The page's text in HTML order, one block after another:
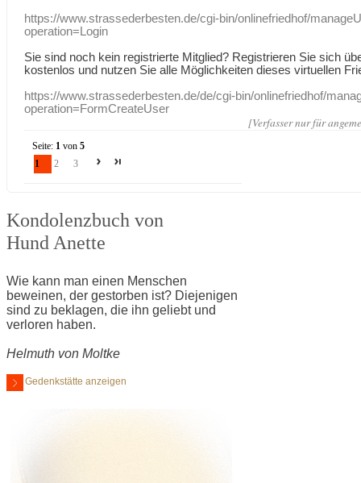
https://www.strassederbesten.de/cgi-bin/onlinefriedhof/
operation=Login
Sie sind noch kein registrierte Mitglied? Registrieren Sie sich
kostenlos und nutzen Sie alle Möglichkeiten dieses virtuellen
https://www.strassederbesten.de/de/cgi-bin/onlinefriedhof/
operation=FormCreateUser
[Verfasser nur für
Seite: 1 von5
1
2 3
Kondolenzbuch von
Hund Anette
Wie kann man einen Menschen
beweinen, der gestorben ist? Diejenigen
sind zu beklagen, die ihn geliebt und
verloren haben.
Helmuth von Moltke
Gedenkstätte anzeigen